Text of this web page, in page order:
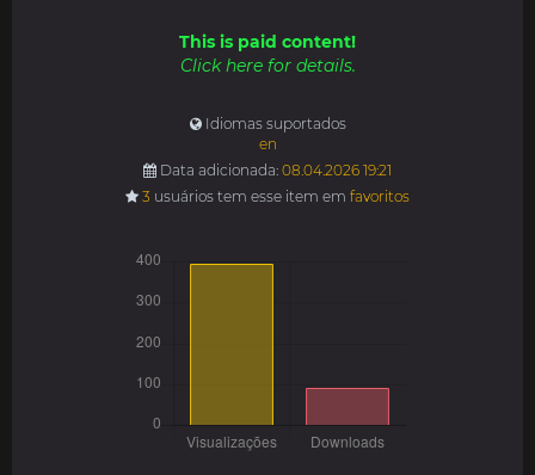
This is paid content!
Click here for details.
Idiomas suportados
en
Data adicionada: 08.04.2026 19:21
3 usuários tem esse item em favoritos